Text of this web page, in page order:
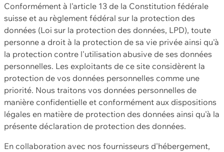
Conformément à l'article 13 de la Constitution fédérale
suisse et au règlement fédéral sur la protection des
données (Loi sur la protection des données, LPD), toute
personne a droit à la protection de sa vie privée ainsi qu'à
la protection contre l'utilisation abusive de ses données
personnelles. Les exploitants de ce site considèrent la
protection de vos données personnelles comme une
priorité. Nous traitons vos données personnelles de
manière confidentielle et conformément aux dispositions
légales en matière de protection des données ainsi qu'à la
présente déclaration de protection des données.
En collaboration avec nos fournisseurs d'hébergement,